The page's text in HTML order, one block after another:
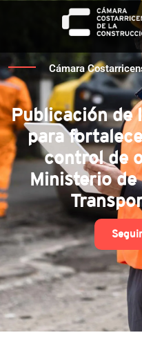
Cámara
Publicación de
para
control de
Ministerio de